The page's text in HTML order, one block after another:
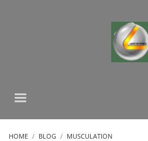
HOME BLOG
MUSCULATION